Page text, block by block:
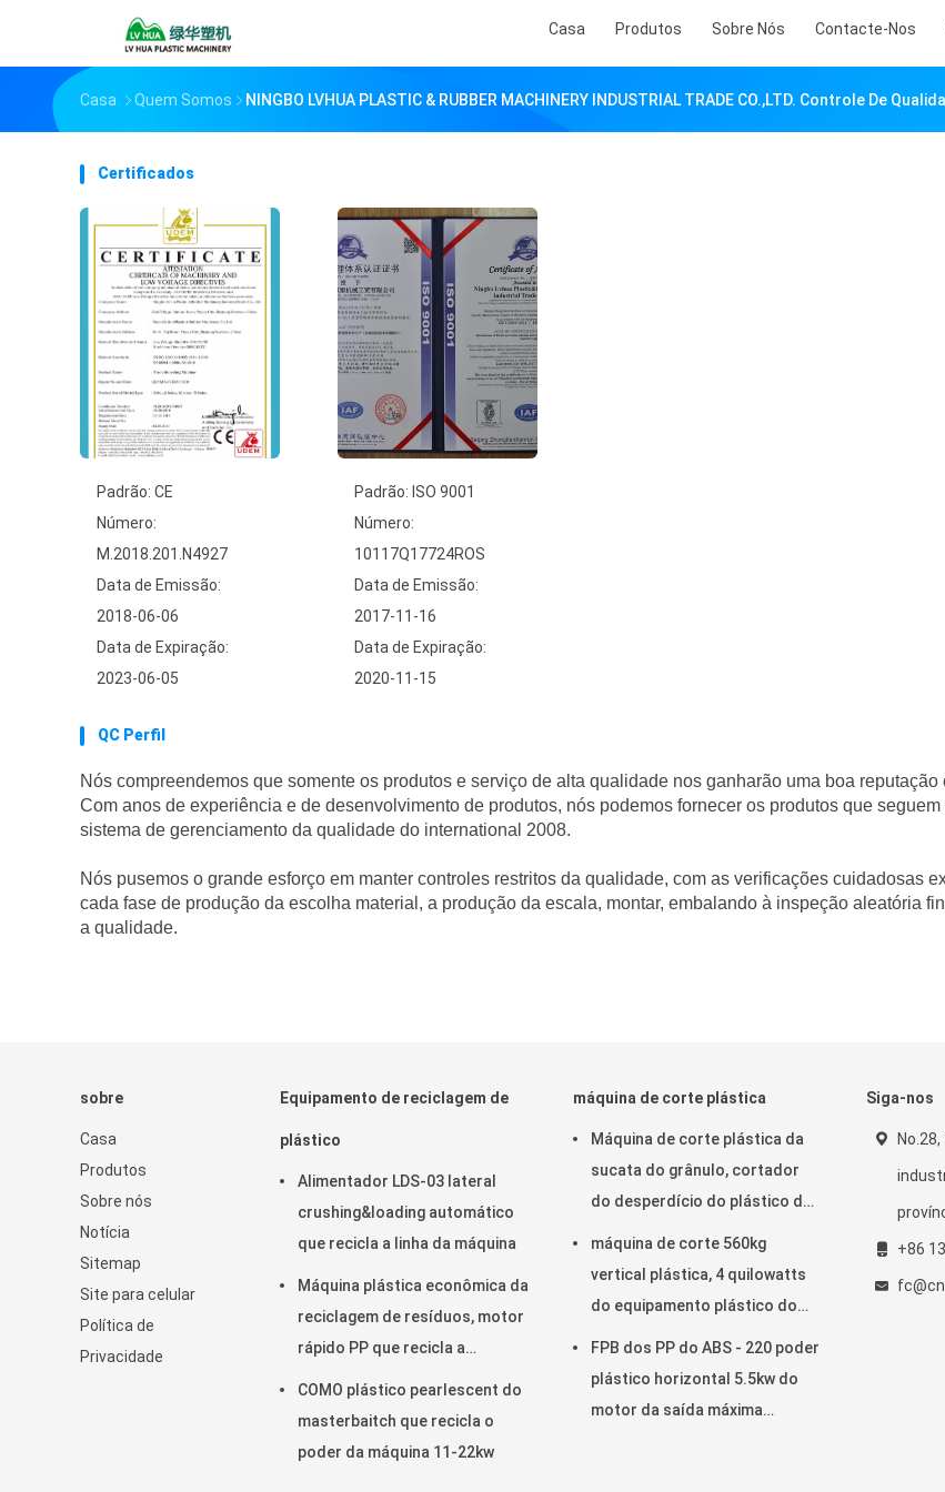
Casa Produtos Sobre Nós Contacte-Nos
Casa Quem Somos NINGBO LVHUA PLASTIC & RUBBER MACHINERY INDUSTRIAL TRADE CO.,LTD. Controle De
Certificados
Padrão: CE
Número:
M.2018.201.N4927
Data de Emissão:
2018-06-06
Data de Expiração:
2023-06-05
Padrão: ISO 9001
Número:
10117Q17724ROS
Data de Emissão:
2017-11-16
Data de Expiração:
2020-11-15
QC Perfil
Nós compreendemos que somente os produtos e serviço de alta qualidade nos ganharão uma boa reputação
Com anos de experiência e de desenvolvimento de produtos, nós podemos fornecer os produtos que seguem
sistema de gerenciamento da qualidade do international 2008.
Nós pusemos o grande esforço em manter controles restritos da qualidade, com as verificações cuidadosas
cada fase de produção da escolha material, a produção da escala, montar, embalando à inspeção aleatória
a qualidade.
sobre
Casa
Produtos
Sobre nós
Notícia
Sitemap
Site para celular
Política de
Privacidade
Equipamento de reciclagem de
plástico
Alimentador LDS-03 lateral
crushing&loading automático
que recicla a linha da máquina
Máquina plástica econômica da
reciclagem de resíduos, motor
rápido PP que recicla a
COMO plástico pearlescent do
masterbaitch que recicla o
poder da máquina 11-22kw
máquina de corte plástica
Máquina de corte plástica da
sucata do grânulo, cortador
do desperdício do plástico da
máquina de corte 560kg
vertical plástica, 4 quilowatts
do equipamento plástico do
FPB dos PP do ABS - 220 poder
plástico horizontal 5.5kw do
motor da saída máxima
Siga-nos
+86